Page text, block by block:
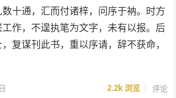
十通，汇而付诸梓，问序于衲。时方
作，不遑执笔为文字，未有以报。后
复谋刊此书，重以序请，辞不获命，
2.2k浏览 评论